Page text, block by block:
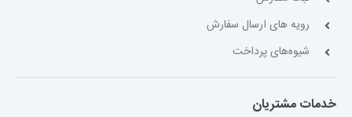
رویه های ارسال سفارش
شیوه‌های پرداخت
خدمات مشتریان